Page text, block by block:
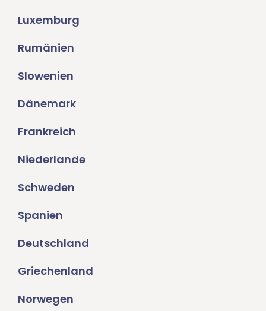
Luxemburg
Rumänien
Slowenien
Dänemark
Frankreich
Niederlande
Schweden
Spanien
Deutschland
Griechenland
Norwegen